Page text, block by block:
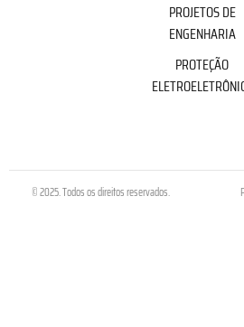
PROJETOS DE
ENGENHARIA
PROTEÇÃO
© 2025. Todos os direitos reservados.